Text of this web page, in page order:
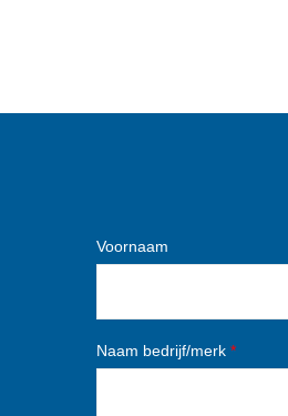
Voornaam
Naam bedrijf/merk *